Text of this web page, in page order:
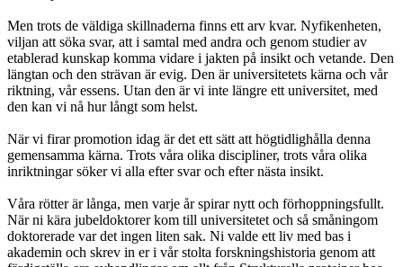
Men trots de väldiga skillnaderna finns ett arv kvar. Nyfikenheten,
viljan att söka svar, att i samtal med andra och genom studier av
etablerad kunskap komma vidare i jakten på insikt och vetande. Den
längtan och den strävan är evig. Den är universitetets kärna och vår
riktning, vår essens. Utan den är vi inte längre ett universitet, med
den kan vi nå hur långt som helst.
När vi firar promotion idag är det ett sätt att högtidlighålla denna
gemensamma kärna. Trots våra olika discipliner, trots våra olika
inriktningar söker vi alla efter svar och efter nästa insikt.
Våra rötter är långa, men varje år spirar nytt och förhoppningsfullt.
När ni kära jubeldoktorer kom till universitetet och så småningom
doktorerade var det ingen liten sak. Ni valde ett liv med bas i
akademin och skrev in er i vår stolta forskningshistoria genom att